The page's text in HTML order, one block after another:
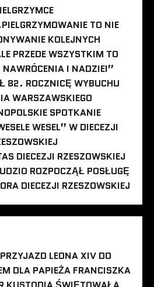
TO NIE
KOLEJNYCH
PRZEDE WSZYSTKIM TO
I NADZIEI”
82. ROCZNICĘ WYBUCHU
WARSZAWSKIEGO
SPOTKANIE
WESEL” W DIECEZJI
DIECEZJI RZESZOWSKIEJ
ROZPOCZĄŁ POSŁUGĘ
DIECEZJI RZESZOWSKIEJ
LEONA XIV DO
DLA PAPIEŻA FRANCISZKA